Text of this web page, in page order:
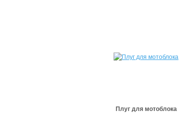
Плуг для мотоблока